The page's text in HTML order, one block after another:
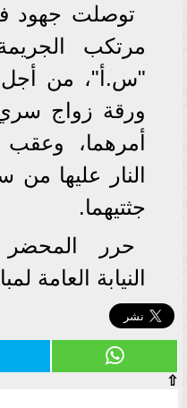
توصلت جهود
مرتكب
"س.أ"، من أجل
ورقة زواج
أمرهما،
النار عليها من
جثتيهما.
حرر المحضر
النيابة العامة
⇧